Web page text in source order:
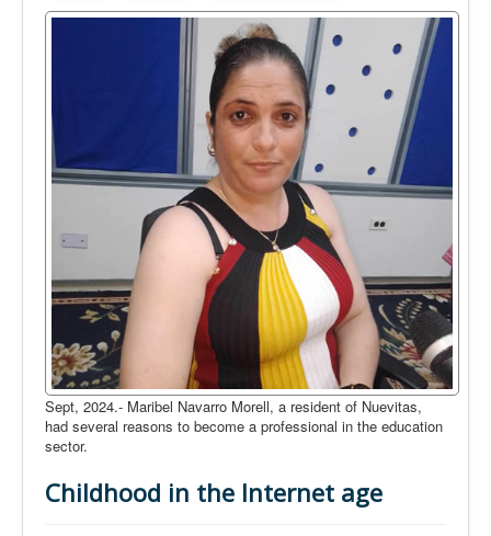
Sept, 2024.- Maribel Navarro Morell, a resident of Nuevitas,
had several reasons to become a professional in the education
sector.
Childhood in the Internet age